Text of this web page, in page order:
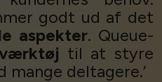
godt ud af det
aspekter. Queue-
til at styre
mange deltagere.’